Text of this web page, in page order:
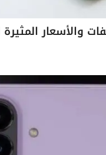
والأسعار